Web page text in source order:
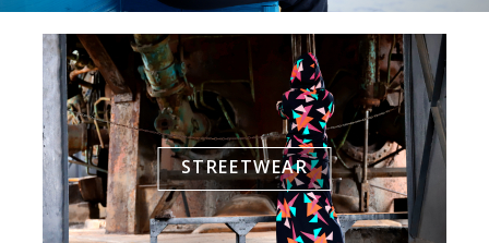
STREETWEAR